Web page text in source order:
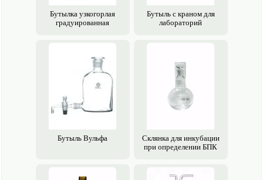
Бутылка узкогорлая
градуированная
Бутыль с краном для
лабораторий
Бутыль Вульфа
Склянка для инкубации
при определении БПК